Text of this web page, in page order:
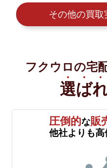
その他の買取
フクウロの宅
選ば
圧倒的な販
他社よりも高